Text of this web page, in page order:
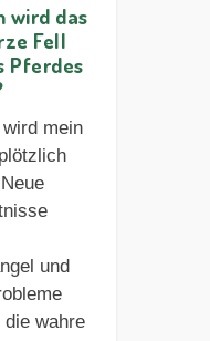
wird das
Fell
Pferdes
mein
und
wahre